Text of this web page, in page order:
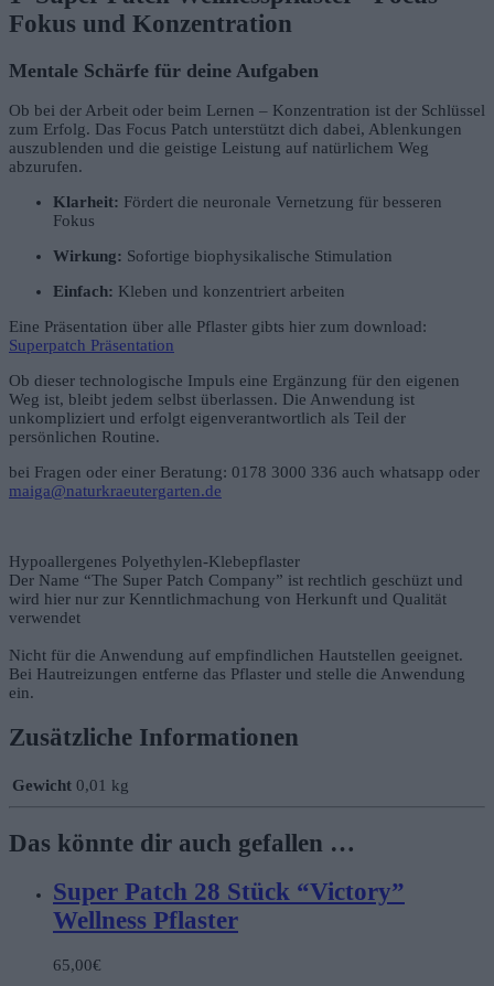
Fokus und Konzentration
Mentale Schärfe für deine Aufgaben
Ob bei der Arbeit oder beim Lernen – Konzentration ist der Schlüssel
zum Erfolg. Das Focus Patch unterstützt dich dabei, Ablenkungen
auszublenden und die geistige Leistung auf natürlichem Weg
abzurufen.
Klarheit: Fördert die neuronale Vernetzung für besseren
Fokus
Wirkung: Sofortige biophysikalische Stimulation
Einfach: Kleben und konzentriert arbeiten
Eine Präsentation über alle Pflaster gibts hier zum download:
Superpatch Präsentation
Ob dieser technologische Impuls eine Ergänzung für den eigenen
Weg ist, bleibt jedem selbst überlassen. Die Anwendung ist
unkompliziert und erfolgt eigenverantwortlich als Teil der
persönlichen Routine.
bei Fragen oder einer Beratung: 0178 3000 336 auch whatsapp oder
maiga@naturkraeutergarten.de
Hypoallergenes Polyethylen-Klebepflaster
Der Name “The Super Patch Company” ist rechtlich geschüzt und
wird hier nur zur Kenntlichmachung von Herkunft und Qualität
verwendet
Nicht für die Anwendung auf empfindlichen Hautstellen geeignet.
Bei Hautreizungen entferne das Pflaster und stelle die Anwendung
ein.
Zusätzliche Informationen
Gewicht 0,01 kg
Das könnte dir auch gefallen …
Super Patch 28 Stück “Victory”
Wellness Pflaster
65,00€